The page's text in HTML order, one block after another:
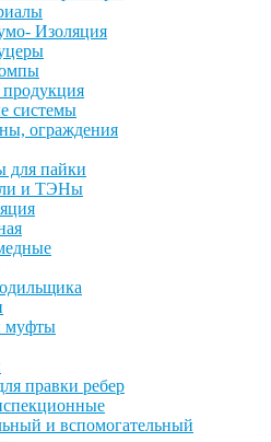
Изоляция
продукция
системы
ограждения
для пайки
и ТЭНы
муфты
правки ребер
и вспомогательный